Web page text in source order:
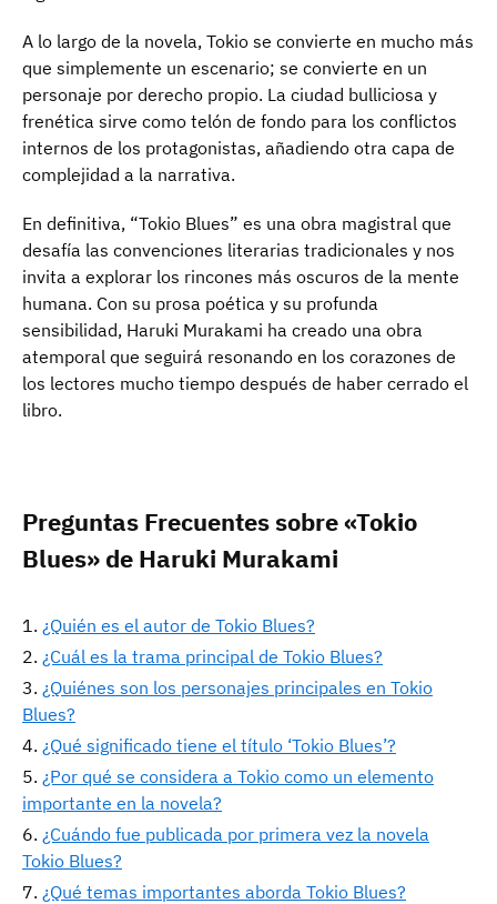
A lo largo de la novela, Tokio se convierte en mucho más
que simplemente un escenario; se convierte en un
personaje por derecho propio. La ciudad bulliciosa y
frenética sirve como telón de fondo para los conflictos
internos de los protagonistas, añadiendo otra capa de
complejidad a la narrativa.
En definitiva, “Tokio Blues” es una obra magistral que
desafía las convenciones literarias tradicionales y nos
invita a explorar los rincones más oscuros de la mente
humana. Con su prosa poética y su profunda
sensibilidad, Haruki Murakami ha creado una obra
atemporal que seguirá resonando en los corazones de
los lectores mucho tiempo después de haber cerrado el
libro.
Preguntas Frecuentes sobre «Tokio
Blues» de Haruki Murakami
¿Quién es el autor de Tokio Blues?
¿Cuál es la trama principal de Tokio Blues?
¿Quiénes son los personajes principales en Tokio
Blues?
¿Qué significado tiene el título ‘Tokio Blues’?
¿Por qué se considera a Tokio como un elemento
importante en la novela?
¿Cuándo fue publicada por primera vez la novela
Tokio Blues?
¿Qué temas importantes aborda Tokio Blues?